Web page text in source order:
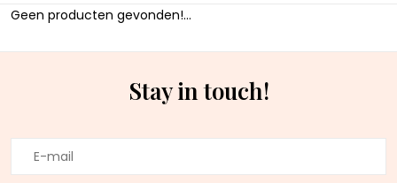
Geen producten gevonden!...
Stay in touch!